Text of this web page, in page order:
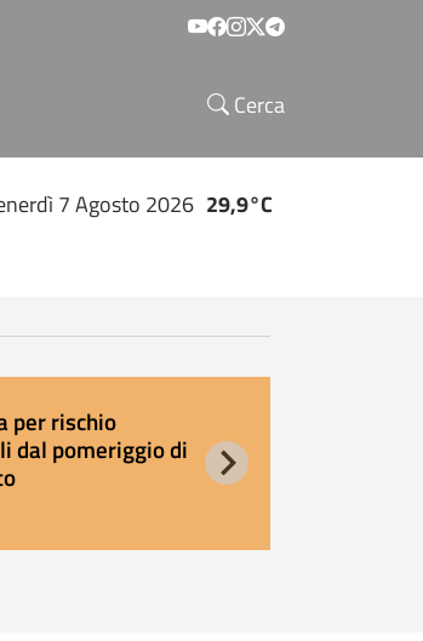
Social menu
Cerca
7 Agosto 2026 29,9°C
per rischio
dal pomeriggio di